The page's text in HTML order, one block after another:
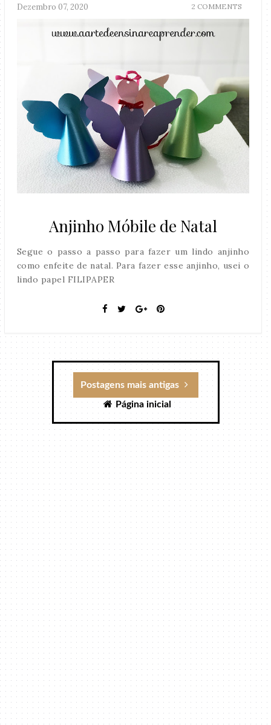
Dezembro 07, 2020 2 COMMENTS
Anjinho Móbile de Natal
Segue o passo a passo para fazer um lindo anjinho
como enfeite de natal. Para fazer esse anjinho, usei o
lindo papel FILIPAPER
Postagens mais antigas
Página inicial